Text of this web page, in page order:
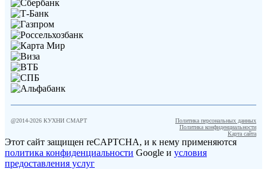
@2014-2026 КУХНИ СМАРТ
Политика персональных данных
Политика конфиденциальности
Карта сайта
Этот сайт защищен reCAPTCHA, и к нему применяются
политика конфиденциальности Google и условия
предоставления услуг